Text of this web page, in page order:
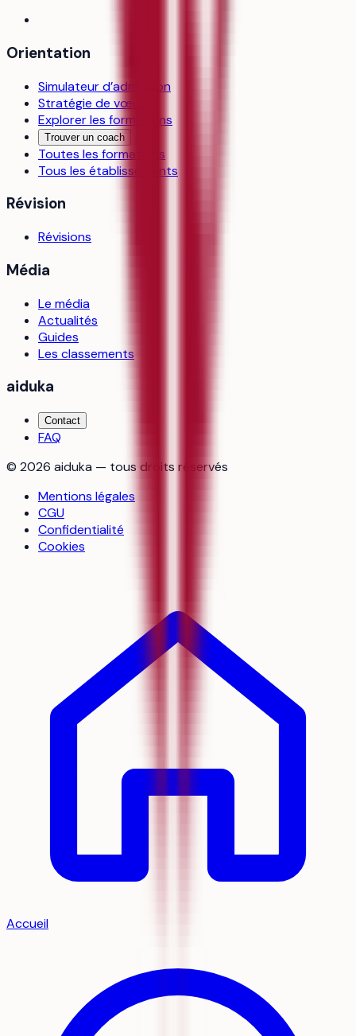
Orientation
Simulateur d’admission
Stratégie de vœux
Explorer les formations
Trouver un coach
Toutes les formations
Tous les établissements
Révision
Révisions
Média
Le média
Actualités
Guides
Les classements
aiduka
Contact
FAQ
© 2026 aiduka — tous droits réservés
Mentions légales
CGU
Confidentialité
Cookies
Accueil